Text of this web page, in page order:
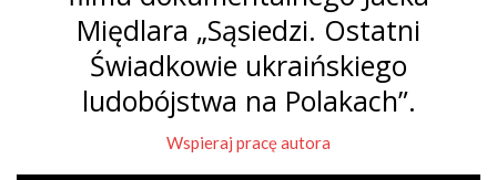
Międlara „Sąsiedzi. Ostatni
Świadkowie ukraińskiego
ludobójstwa na Polakach”.
Wspieraj pracę autora